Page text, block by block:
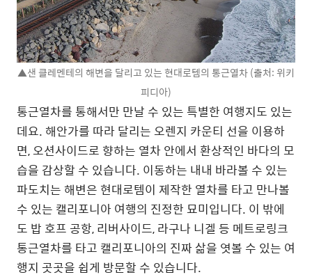
▲샌 클레멘테의 해변을 달리고 있는 현대로템의 통근열차 (출처: 위키
피디아)
통근열차를 통해서만 만날 수 있는 특별한 여행지도 있는
데요. 해안가를 따라 달리는 오렌지 카운티 선을 이용하
면, 오션사이드로 향하는 열차 안에서 환상적인 바다의 모
습을 감상할 수 있습니다. 이동하는 내내 바라볼 수 있는
파도치는 해변은 현대로템이 제작한 열차를 타고 만나볼
수 있는 캘리포니아 여행의 진정한 묘미입니다. 이 밖에
도 밥 호프 공항, 리버사이드, 라구나 니겔 등 메트로링크
통근열차를 타고 캘리포니아의 진짜 삶을 엿볼 수 있는 여
행지 곳곳을 쉽게 방문할 수 있습니다.